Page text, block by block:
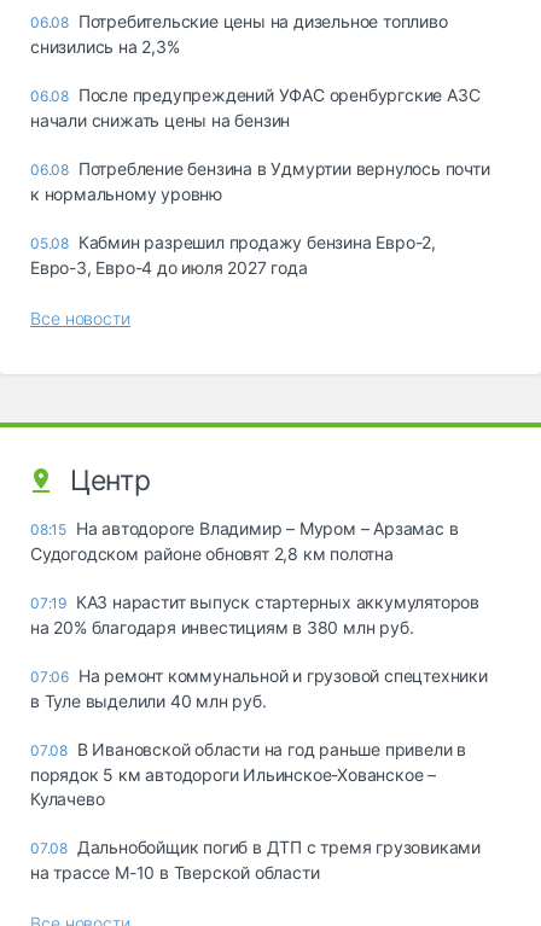
06.08 Потребительские цены на дизельное топливо
снизились на 2,3%
06.08 После предупреждений УФАС оренбургские АЗС
начали снижать цены на бензин
06.08 Потребление бензина в Удмуртии вернулось почти
к нормальному уровню
05.08 Кабмин разрешил продажу бензина Евро-2,
Евро-3, Евро-4 до июля 2027 года
Все новости
Центр
08:15 На автодороге Владимир – Муром – Арзамас в
Судогодском районе обновят 2,8 км полотна
07:19 КАЗ нарастит выпуск стартерных аккумуляторов
на 20% благодаря инвестициям в 380 млн руб.
07:06 На ремонт коммунальной и грузовой спецтехники
в Туле выделили 40 млн руб.
07.08 В Ивановской области на год раньше привели в
порядок 5 км автодороги Ильинское-Хованское –
Кулачево
07.08 Дальнобойщик погиб в ДТП с тремя грузовиками
на трассе М-10 в Тверской области